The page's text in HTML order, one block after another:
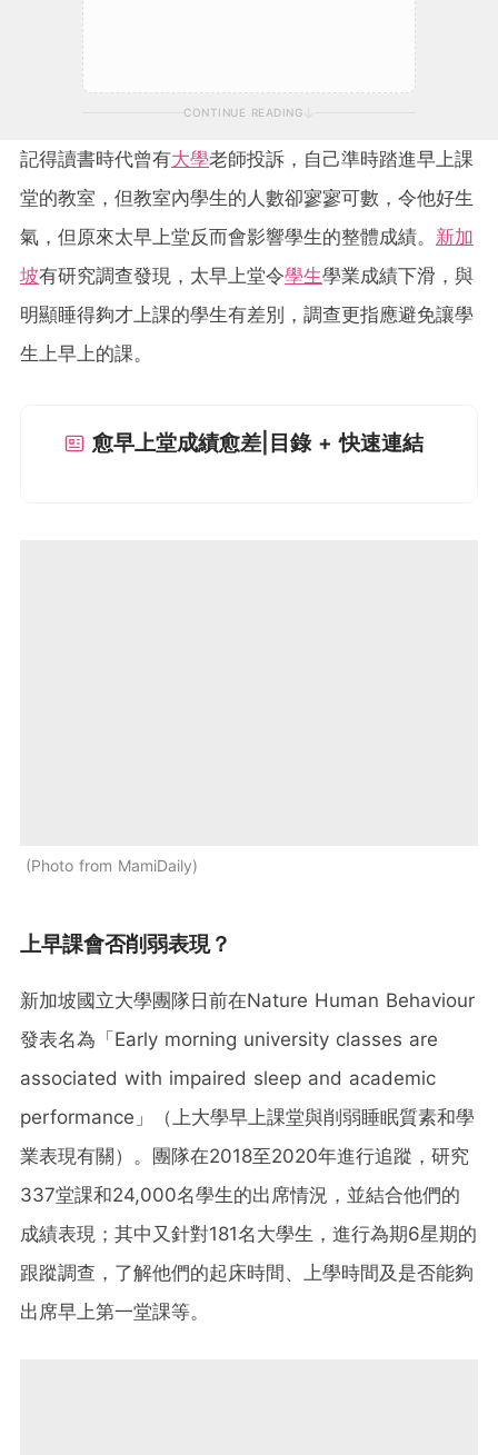
CONTINUE READING
記得讀書時代曾有大學老師投訴，自己準時踏進早上課
堂的教室，但教室內學生的人數卻寥寥可數，令他好生
氣，但原來太早上堂反而會影響學生的整體成績。 新加
坡有研究調查發現，太早上堂令學生學業成績下滑，與
明顯睡得夠才上課的學生有差別，調查更指應避免讓學
生上早上的課。
愈早上堂成績愈差|目錄 + 快速連結
Photo from MamiDaily
上早課會否削弱表現？
新加坡國立大學團隊日前在Nature Human Behaviour
發表名為「Early morning university classes are
associated with impaired sleep and academic
performance」（上大學早上課堂與削弱睡眠質素和學
業表現有關）。團隊在2018至2020年進行追蹤，研究
337堂課和24,000名學生的出席情況，並結合他們的
成績表現；其中又針對181名大學生，進行為期6星期的
跟蹤調查，了解他們的起床時間、上學時間及是否能夠
出席早上第一堂課等。